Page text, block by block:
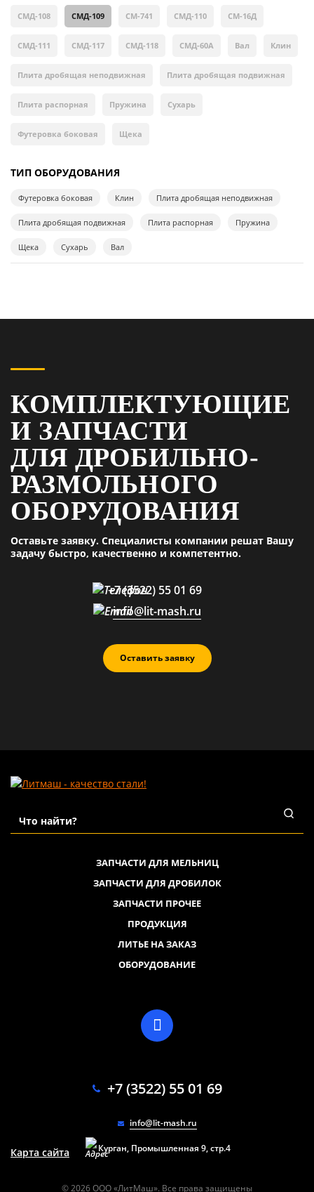
СМД-108 СМД-109 СМ-741 СМД-110 СМ-16Д
СМД-111 СМД-117 СМД-118 СМД-60А Вал Клин
Плита дробящая неподвижная Плита дробящая подвижная
Плита распорная Пружина Сухарь
Футеровка боковая Щека
ТИП ОБОРУДОВАНИЯ
Футеровка боковая Клин Плита дробящая неподвижная
Плита дробящая подвижная Плита распорная Пружина
Щека Сухарь Вал
КОМПЛЕКТУЮЩИЕ
И ЗАПЧАСТИ
ДЛЯ ДРОБИЛЬНО-
РАЗМОЛЬНОГО
ОБОРУДОВАНИЯ
Оставьте заявку. Специалисты компании решат Вашу
задачу быстро, качественно и компетентно.
Оставить заявку
+7 (3522) 55 01 69
info@lit-mash.ru
ЗАПЧАСТИ ДЛЯ МЕЛЬНИЦ
ЗАПЧАСТИ ДЛЯ ДРОБИЛОК
ЗАПЧАСТИ ПРОЧЕЕ
ПРОДУКЦИЯ
ЛИТЬЕ НА ЗАКАЗ
ОБОРУДОВАНИЕ
+7 (3522) 55 01 69
info@lit-mash.ru
Курган, Промышленная 9, стр.4
Карта сайта
© 2026 ООО «ЛитМаш». Все права защищены